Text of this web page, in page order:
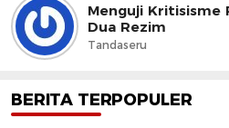
Menguji Kritisisme
Dua Rezim
Tandaseru
BERITA TERPOPULER